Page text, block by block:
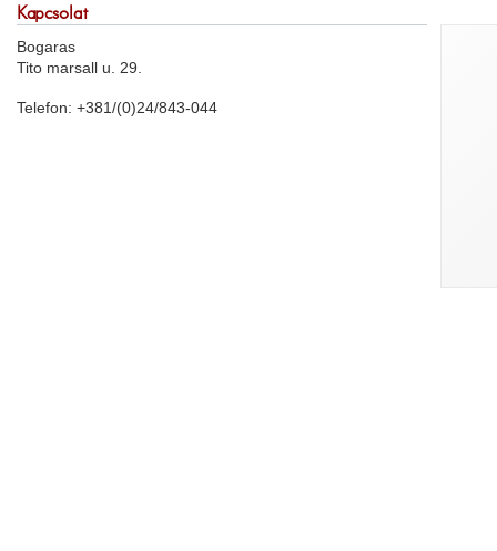
Kapcsolat
Bogaras
Tito marsall u. 29.
Telefon: +381/(0)24/843-044